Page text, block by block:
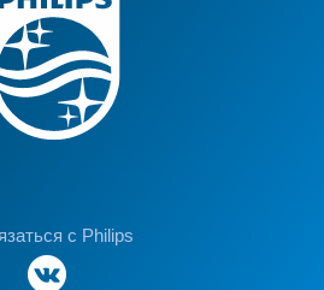
с Philips